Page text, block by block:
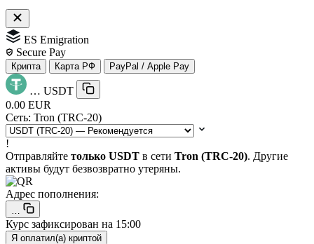
ES Emigration
Secure Pay
Крипта Карта РФ PayPal / Apple Pay
… USDT
0.00 EUR
Сеть: Tron (TRC-20)
!
Отправляйте только USDT в сети Tron (TRC-20). Другие
активы будут безвозвратно утеряны.
Адрес пополнения:
Курс зафиксирован на 15:00
Я оплатил(а) криптой